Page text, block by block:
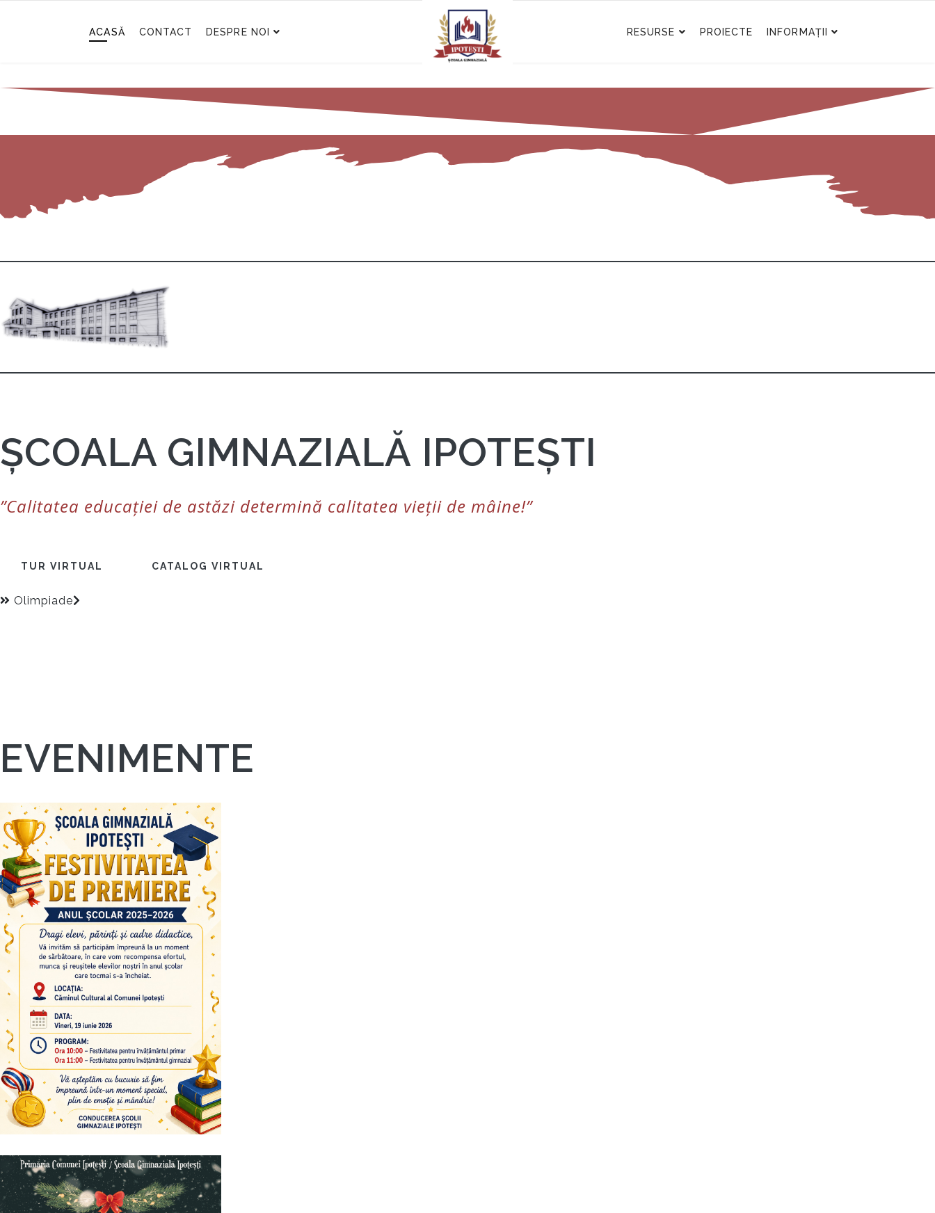
ACASĂ CONTACT DESPRE NOI RESURSE PROIECTE INFORMAȚII
ȘCOALA GIMNAZIALĂ IPOTEȘTI
”Calitatea educației de astăzi determină calitatea vieții de mâine!”
TUR VIRTUAL CATALOG VIRTUAL
Olimpiade
EVENIMENTE